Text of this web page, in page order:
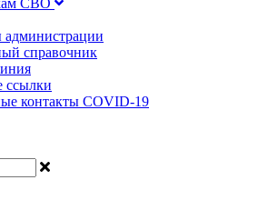
СВО
администрации
справочник
ссылки
контакты COVID-19